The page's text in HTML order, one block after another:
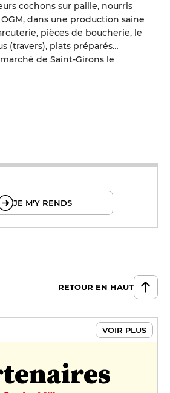
cochons sur paille, nourris
dans une production saine
pièces de boucherie, le
(travers), plats préparés…
de Saint-Girons le
JE M'Y RENDS
RETOUR EN HAUT
VOIR PLUS